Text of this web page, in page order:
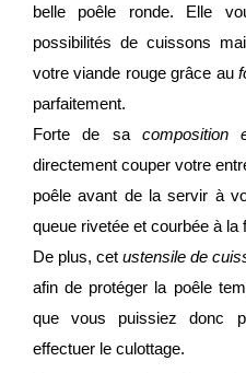
belle poêle ronde. Elle
possibilités de cuissons
votre viande rouge grâce au
parfaitement.
Forte de sa composition
directement couper votre
poêle avant de la servir à
queue rivetée et courbée à la
De plus, cet ustensile de
afin de protéger la poêle
que vous puissiez donc
effectuer le culottage.